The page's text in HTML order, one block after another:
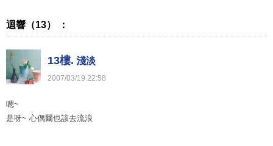
迴響（13） ：
13樓. 淺淡
2007/03/19 22:58
嗯~
是呀~ 心偶爾也該去流浪